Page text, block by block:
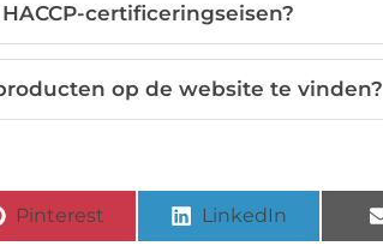
certificeringseisen?
op de website te vinden?
Pinterest LinkedIn